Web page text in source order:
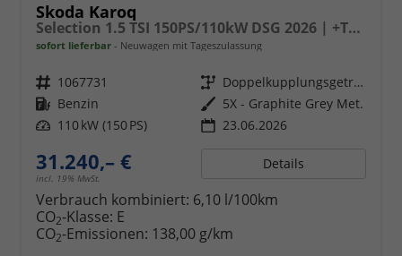
Skoda Karoq
Selection 1.5 TSI 150PS/110kW DSG 2026 | +TravelAssist +RFK & Parksensoren +Var. Gepäckraumboden
sofort lieferbar Neuwagen mit Tageszulassung
Fahrzeugnr. 1067731 Getriebe
Doppelkupplungsgetriebe (DSG)
Kraftstoff Benzin Außenfarbe 5X - Graphite Grey Met.
Leistung 110 kW (150 PS) 23.06.2026
31.240,– €
incl. 19% MwSt.
Details
Verbrauch kombiniert: 6,10 l/100km
CO2-Klasse: E
CO2-Emissionen: 138,00 g/km